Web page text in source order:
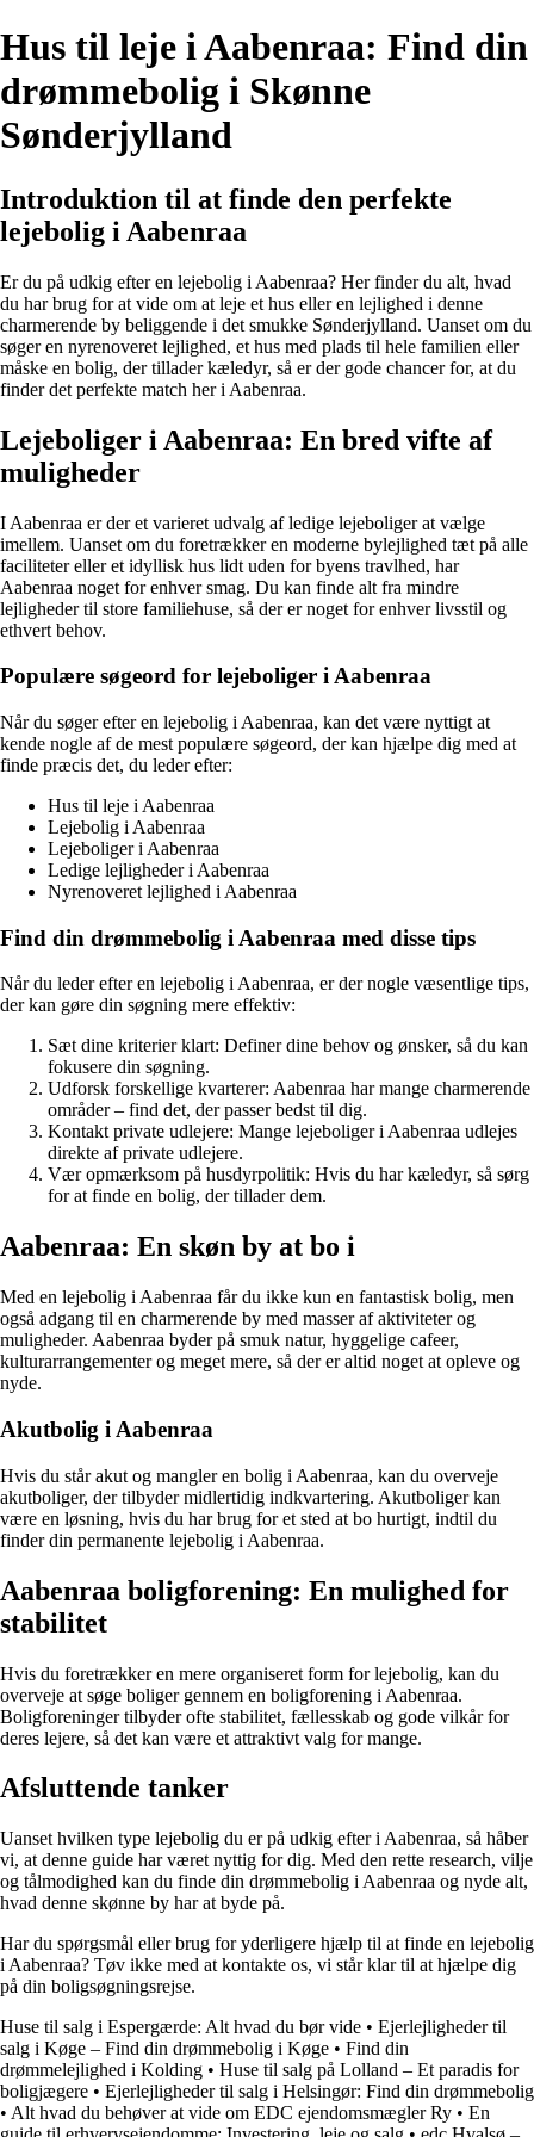
Hus til leje i Aabenraa: Find din
drømmebolig i Skønne
Sønderjylland
Introduktion til at finde den perfekte
lejebolig i Aabenraa
Er du på udkig efter en lejebolig i Aabenraa? Her finder du alt, hvad
du har brug for at vide om at leje et hus eller en lejlighed i denne
charmerende by beliggende i det smukke Sønderjylland. Uanset om du
søger en nyrenoveret lejlighed, et hus med plads til hele familien eller
måske en bolig, der tillader kæledyr, så er der gode chancer for, at du
finder det perfekte match her i Aabenraa.
Lejeboliger i Aabenraa: En bred vifte af
muligheder
I Aabenraa er der et varieret udvalg af ledige lejeboliger at vælge
imellem. Uanset om du foretrækker en moderne bylejlighed tæt på alle
faciliteter eller et idyllisk hus lidt uden for byens travlhed, har
Aabenraa noget for enhver smag. Du kan finde alt fra mindre
lejligheder til store familiehuse, så der er noget for enhver livsstil og
ethvert behov.
Populære søgeord for lejeboliger i Aabenraa
Når du søger efter en lejebolig i Aabenraa, kan det være nyttigt at
kende nogle af de mest populære søgeord, der kan hjælpe dig med at
finde præcis det, du leder efter:
Hus til leje i Aabenraa
Lejebolig i Aabenraa
Lejeboliger i Aabenraa
Ledige lejligheder i Aabenraa
Nyrenoveret lejlighed i Aabenraa
Find din drømmebolig i Aabenraa med disse tips
Når du leder efter en lejebolig i Aabenraa, er der nogle væsentlige tips,
der kan gøre din søgning mere effektiv:
Sæt dine kriterier klart: Definer dine behov og ønsker, så du kan
fokusere din søgning.
Udforsk forskellige kvarterer: Aabenraa har mange charmerende
områder – find det, der passer bedst til dig.
Kontakt private udlejere: Mange lejeboliger i Aabenraa udlejes
direkte af private udlejere.
Vær opmærksom på husdyrpolitik: Hvis du har kæledyr, så sørg
for at finde en bolig, der tillader dem.
Aabenraa: En skøn by at bo i
Med en lejebolig i Aabenraa får du ikke kun en fantastisk bolig, men
også adgang til en charmerende by med masser af aktiviteter og
muligheder. Aabenraa byder på smuk natur, hyggelige cafeer,
kulturarrangementer og meget mere, så der er altid noget at opleve og
nyde.
Akutbolig i Aabenraa
Hvis du står akut og mangler en bolig i Aabenraa, kan du overveje
akutboliger, der tilbyder midlertidig indkvartering. Akutboliger kan
være en løsning, hvis du har brug for et sted at bo hurtigt, indtil du
finder din permanente lejebolig i Aabenraa.
Aabenraa boligforening: En mulighed for
stabilitet
Hvis du foretrækker en mere organiseret form for lejebolig, kan du
overveje at søge boliger gennem en boligforening i Aabenraa.
Boligforeninger tilbyder ofte stabilitet, fællesskab og gode vilkår for
deres lejere, så det kan være et attraktivt valg for mange.
Afsluttende tanker
Uanset hvilken type lejebolig du er på udkig efter i Aabenraa, så håber
vi, at denne guide har været nyttig for dig. Med den rette research, vilje
og tålmodighed kan du finde din drømmebolig i Aabenraa og nyde alt,
hvad denne skønne by har at byde på.
Har du spørgsmål eller brug for yderligere hjælp til at finde en lejebolig
i Aabenraa? Tøv ikke med at kontakte os, vi står klar til at hjælpe dig
på din boligsøgningsrejse.
Huse til salg i Espergærde: Alt hvad du bør vide • Ejerlejligheder til
salg i Køge – Find din drømmebolig i Køge • Find din
drømmelejlighed i Kolding • Huse til salg på Lolland – Et paradis for
boligjægere • Ejerlejligheder til salg i Helsingør: Find din drømmebolig
• Alt hvad du behøver at vide om EDC ejendomsmægler Ry • En